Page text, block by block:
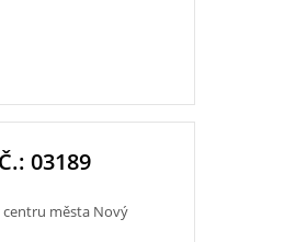
03189
města Nový